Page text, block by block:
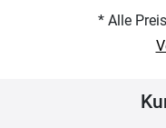
* Alle